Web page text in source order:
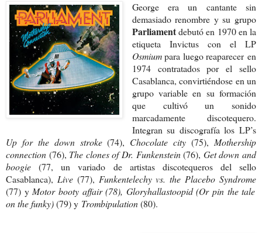
George era un cantante sin
demasiado renombre y su grupo
Parliamentdebutó en 1970 en la
etiqueta Invictus con el LP
Osmiumpara luego reaparecer en
1974 contratados por el sello
Casablanca, convirtiéndose en un
grupo variable en su formación
que cultivó un sonido
marcadamente discotequero.
Integran su discografía los LP’s
Up for the down stroke(74), Chocolate city (75), Mothership
connection (76), The clones of Dr. Funkenstein(76), Get down and
boogie(77, un variado de artistas discotequeros del sello
Casablanca), Live(77), Funkentelechy vs. the Placebo Syndrome
(77) y Motor booty affair (78), Gloryhallastoopid (Or pin the tale
on the funky)(79) y Trombipulation(80).